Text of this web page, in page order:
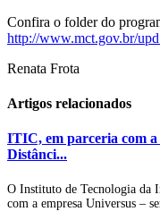
Confira o folder do
http://www.mct.gov.br/
Renata Frota
Artigos relacionados
ITIC, em parceria com
Distânci...
O Instituto de Tecnologia da
com a empresa Universus –